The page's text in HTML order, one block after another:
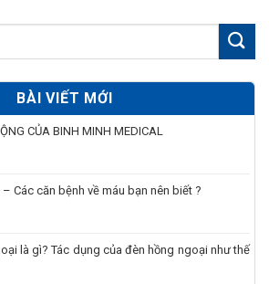
BÀI VIẾT MỚI
CỦA BINH MINH MEDICAL
– Các căn bệnh về máu bạn nên biết ?
là gì? Tác dụng của đèn hồng ngoại như thế